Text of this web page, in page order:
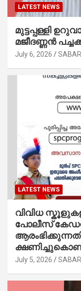
LATEST NEWS
മുട്ടപ്പള്ളി
മജീദണ്ണൻ
July 6, 2026
LATEST NEWS
വിവിധ
പോലീസ്
July 5, 2026